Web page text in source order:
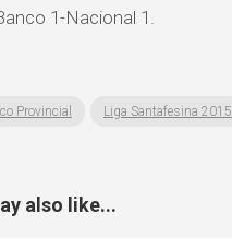
1-Nacional 1.
Provincial Liga Santafesina 2015
also like...